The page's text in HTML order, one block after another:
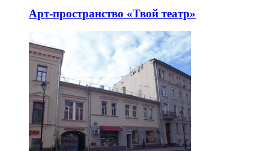
Арт-пространство «Твой театр»